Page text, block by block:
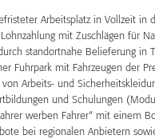
Arbeitsplatz in Vollzeit in
mit Zuschlägen für
standortnahe Belieferung in
Fuhrpark mit Fahrzeugen der
Arbeits- und
und Schulungen
werben Fahrer“ mit einem
bei regionalen Anbietern